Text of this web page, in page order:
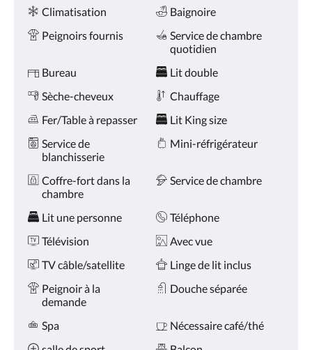
appuyez
sur
Suivant
Précédent.
Services
Climatisation
Baignoire
Peignoirs fournis
Service de chambre
quotidien
Bureau
Lit double
Sèche-cheveux
Chauffage
Fer/Table à repasser
Lit King size
Service de
blanchisserie
Mini-réfrigérateur
Coffre-fort dans la
chambre
Service de chambre
Lit une personne
Téléphone
Télévision
Avec vue
TV câble/satellite
Linge de lit inclus
Peignoir à la
demande
Douche séparée
Spa
Nécessaire café/thé